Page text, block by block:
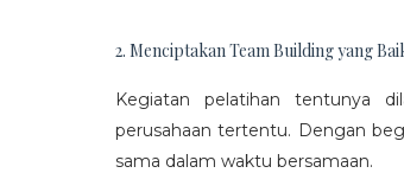
2. Menciptakan Team Building yang
Kegiatan pelatihan tentunya
perusahaan tertentu. Dengan
sama dalam waktu bersamaan.